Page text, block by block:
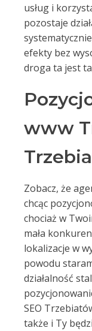
usług i
pozostaje
efekty bez
droga ta jest
www
Zobacz, że
chcąc
chociaż w
mała
lokalizacje w
powodu
działalność
SEO
także i Ty